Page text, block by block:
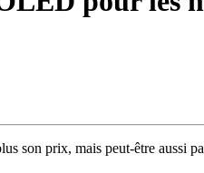
son prix, mais peut-être aussi